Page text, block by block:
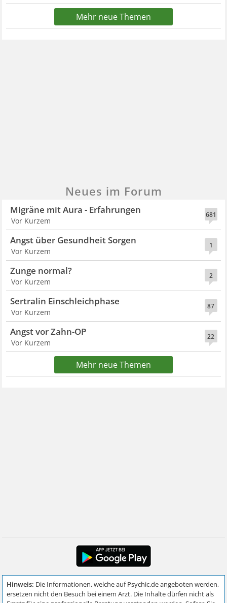
Mehr neue Themen
Neues im Forum
681
Migräne mit Aura - Erfahrungen
Vor Kurzem
1
Angst über Gesundheit Sorgen
Vor Kurzem
2
Zunge normal?
Vor Kurzem
87
Sertralin Einschleichphase
Vor Kurzem
22
Angst vor Zahn-OP
Vor Kurzem
Mehr neue Themen